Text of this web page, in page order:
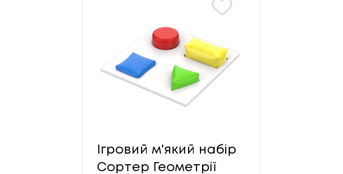
Ігровий м'який набір
Сортер Геометрії